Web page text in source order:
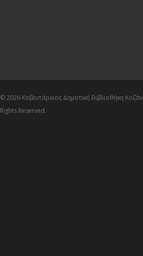
© 2026 Κοβεντάρειος Δημοτική Βιβλιοθήκη
Rights Reserved.